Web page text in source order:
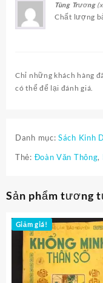
Tùng Trương
Chất lượng
Chỉ những khách hàng
có thể để lại đánh giá.
Danh mục: Sách Kinh
Thẻ: Đoàn Văn Thông,
Sản phẩm tương
Giảm giá!